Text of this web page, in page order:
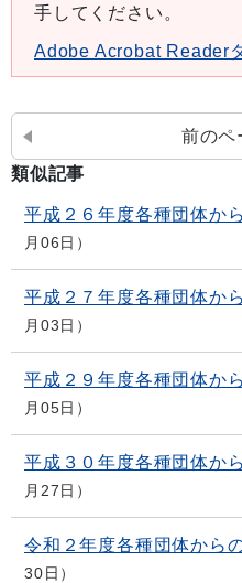
手してください。
Adobe Acrobat Reader
前のペ
類似記事
平成２６年度各種団体か
月06日
平成２７年度各種団体か
月03日
平成２９年度各種団体か
月05日
平成３０年度各種団体か
月27日
令和２年度各種団体から
30日